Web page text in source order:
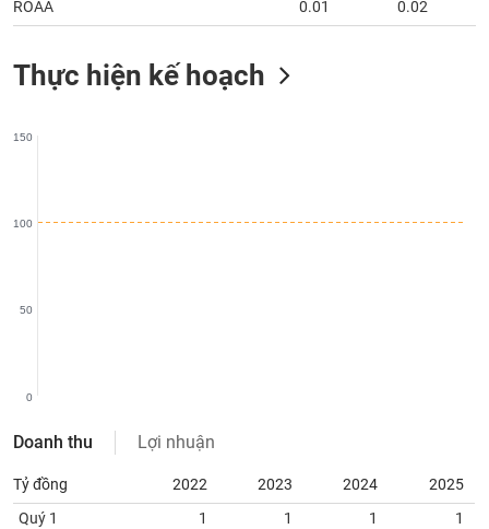
ROAA 0.01 0.02
Thực hiện kế hoạch
0
50
100
150
Doanh thu Lợi nhuận
Tỷ đồng 2022 2023 2024
2025
Quý 1
1 1 1 1
tư
thông
chính